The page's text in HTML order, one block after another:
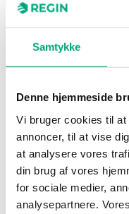
Samtykke
Denne hjemmeside
Vi bruger cookies til
annoncer, til at vise
at analysere vores
din brug af vores
for sociale medier,
analysepartnere.
SOFTWARE
Articles (1 st)